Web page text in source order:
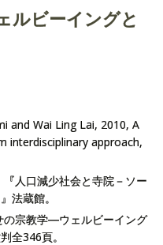
ルビーイングと
and Wai Ling Lai, 2010, A
interdisciplinary approach,
人口減少社会と寺院－ソー
法蔵館。
の宗教学―ウェルビーイング
全346頁。